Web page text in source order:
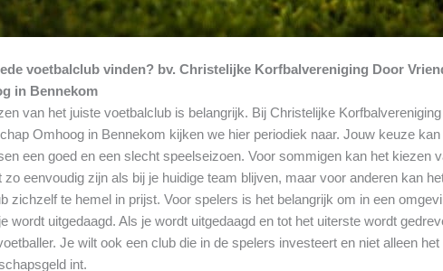
voetbalclub vinden? bv. Christelijke Korfbalvereniging Door
in Bennekom
van het juiste voetbalclub is belangrijk. Bij Christelijke
Omhoog in Bennekom kijken we hier periodiek naar. Jouw keuze
een goed en een slecht speelseizoen. Voor sommigen kan het kiezen
zo eenvoudig zijn als bij je huidige team blijven, maar voor anderen kan
zichzelf te hemel in prijst. Voor spelers is het belangrijk om in een
wordt uitgedaagd. Als je wordt uitgedaagd en tot het uiterste wordt
Je wilt ook een club die in de spelers investeert en niet alleen het
int.